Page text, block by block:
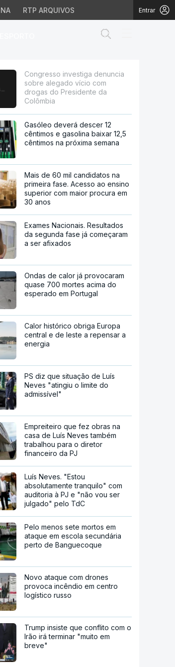
RTP ARQUIVOS Entrar
com drogas
Congresso investiga denuncia
sobre alegado vício com
drogas do Presidente da
Colômbia
Gasóleo deverá descer 12
cêntimos e gasolina baixar 12,5
cêntimos na próxima semana
Mais de 60 mil candidatos na
primeira fase. Acesso ao ensino
superior com maior procura em
30 anos
Exames Nacionais. Resultados
da segunda fase já começaram
a ser afixados
Ondas de calor já provocaram
quase 700 mortes acima do
esperado em Portugal
Calor histórico obriga Europa
central e de leste a repensar a
energia
PS diz que situação de Luís
Neves "atingiu o limite do
admissível"
Empreiteiro que fez obras na
casa de Luís Neves também
trabalhou para o diretor
financeiro da PJ
Luís Neves. "Estou
absolutamente tranquilo" com
auditoria à PJ e "não vou ser
julgado" pelo TdC
Pelo menos sete mortos em
ataque em escola secundária
perto de Banguecoque
Novo ataque com drones
provoca incêndio em centro
logístico russo
Trump insiste que conflito com o
Irão irá terminar "muito em
breve"